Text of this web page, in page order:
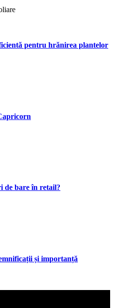
pentru hrănirea plantelor
de bare în retail?
și importanță